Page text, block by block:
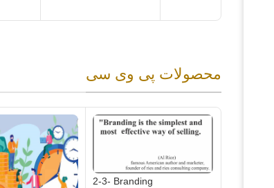
محصولات پی وی سی
2-3- Branding